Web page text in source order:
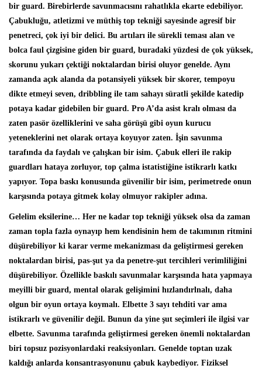
bir guard. Birebirlerde savunmacısını rahatlıkla ekarte edebiliyor.
Çabukluğu, atletizmi ve müthiş top tekniği sayesinde agresif bir
penetreci, çok iyi bir delici. Bu artıları ile sürekli teması alan ve
bolca faul çizgisine giden bir guard, buradaki yüzdesi de çok yüksek,
skorunu yukarı çektiği noktalardan birisi oluyor genelde. Aynı
zamanda açık alanda da potansiyeli yüksek bir skorer, tempoyu
dikte etmeyi seven, dribbling ile tam sahayı süratli şekilde katedip
potaya kadar gidebilen bir guard. Pro A’da asist kralı olması da
zaten pasör özelliklerini ve saha görüşü gibi oyun kurucu
yeteneklerini net olarak ortaya koyuyor zaten. İşin savunma
tarafında da faydalı ve çalışkan bir isim. Çabuk elleri ile rakip
guardları hataya zorluyor, top çalma istatistiğine istikrarlı katkı
yapıyor. Topa baskı konusunda güvenilir bir isim, perimetrede onun
karşısında potaya gitmek kolay olmuyor rakipler adına.
Gelelim eksilerine… Her ne kadar top tekniği yüksek olsa da zaman
zaman topla fazla oynayıp hem kendisinin hem de takımının ritmini
düşürebiliyor ki karar verme mekanizması da geliştirmesi gereken
noktalardan birisi, pas-şut ya da penetre-şut tercihleri verimliliğini
düşürebiliyor. Özellikle baskılı savunmalar karşısında hata yapmaya
meyilli bir guard, mental olarak gelişimini hızlandırlnalı, daha
olgun bir oyun ortaya koymalı. Elbette 3 sayı tehditi var ama
istikrarlı ve güvenilir değil. Bunun da yine şut seçimleri ile ilgisi var
elbette. Savunma tarafında geliştirmesi gereken önemli noktalardan
biri topsuz pozisyonlardaki reaksiyonları. Genelde toptan uzak
kaldığı anlarda konsantrasyonunu çabuk kaybediyor. Fiziksel